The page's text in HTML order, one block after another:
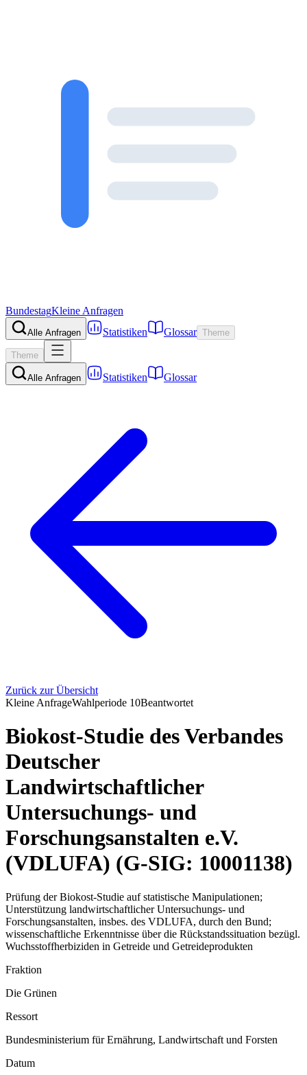
BundestagKleine Anfragen
Alle Anfragen Statistiken Glossar Theme
Theme
Alle Anfragen Statistiken Glossar
Zurück zur Übersicht
Kleine AnfrageWahlperiode 10Beantwortet
Biokost-Studie des Verbandes
Deutscher
Landwirtschaftlicher
Untersuchungs- und
Forschungsanstalten e.V.
(VDLUFA) (G-SIG: 10001138)
Prüfung der Biokost-Studie auf statistische Manipulationen;
Unterstützung landwirtschaftlicher Untersuchungs- und
Forschungsanstalten, insbes. des VDLUFA, durch den Bund;
wissenschaftliche Erkenntnisse über die Rückstandssituation bezügl.
Wuchsstoffherbiziden in Getreide und Getreideprodukten
Fraktion
Die Grünen
Ressort
Bundesministerium für Ernährung, Landwirtschaft und Forsten
Datum